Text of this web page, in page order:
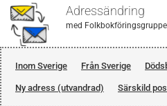
Adressändring
med
Inom Sverige Från Sverige
Ny adress (utvandrad) Särskild